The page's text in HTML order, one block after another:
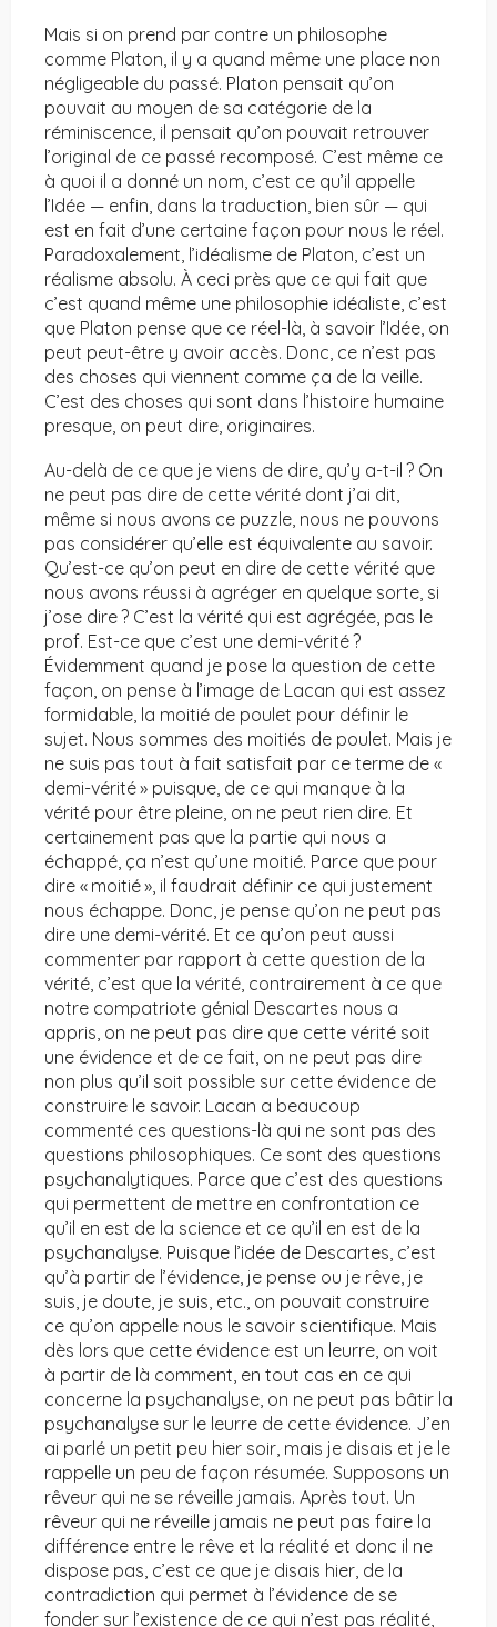
Mais si on prend par contre un philosophe
comme Platon, il y a quand même une place non
négligeable du passé. Platon pensait qu’on
pouvait au moyen de sa catégorie de la
réminiscence, il pensait qu’on pouvait retrouver
l’original de ce passé recomposé. C’est même ce
à quoi il a donné un nom, c’est ce qu’il appelle
l’Idée — enfin, dans la traduction, bien sûr — qui
est en fait d’une certaine façon pour nous le réel.
Paradoxalement, l’idéalisme de Platon, c’est un
réalisme absolu. À ceci près que ce qui fait que
c’est quand même une philosophie idéaliste, c’est
que Platon pense que ce réel-là, à savoir l’Idée, on
peut peut-être y avoir accès. Donc, ce n’est pas
des choses qui viennent comme ça de la veille.
C’est des choses qui sont dans l’histoire humaine
presque, on peut dire, originaires.
Au-delà de ce que je viens de dire, qu’y a-t-il ? On
ne peut pas dire de cette vérité dont j’ai dit,
même si nous avons ce puzzle, nous ne pouvons
pas considérer qu’elle est équivalente au savoir.
Qu’est-ce qu’on peut en dire de cette vérité que
nous avons réussi à agréger en quelque sorte, si
j’ose dire ? C’est la vérité qui est agrégée, pas le
prof. Est-ce que c’est une demi-vérité ?
Évidemment quand je pose la question de cette
façon, on pense à l’image de Lacan qui est assez
formidable, la moitié de poulet pour définir le
sujet. Nous sommes des moitiés de poulet. Mais je
ne suis pas tout à fait satisfait par ce terme de «
demi-vérité » puisque, de ce qui manque à la
vérité pour être pleine, on ne peut rien dire. Et
certainement pas que la partie qui nous a
échappé, ça n’est qu’une moitié. Parce que pour
dire « moitié », il faudrait définir ce qui justement
nous échappe. Donc, je pense qu’on ne peut pas
dire une demi-vérité. Et ce qu’on peut aussi
commenter par rapport à cette question de la
vérité, c’est que la vérité, contrairement à ce que
notre compatriote génial Descartes nous a
appris, on ne peut pas dire que cette vérité soit
une évidence et de ce fait, on ne peut pas dire
non plus qu’il soit possible sur cette évidence de
construire le savoir. Lacan a beaucoup
commenté ces questions-là qui ne sont pas des
questions philosophiques. Ce sont des questions
psychanalytiques. Parce que c’est des questions
qui permettent de mettre en confrontation ce
qu’il en est de la science et ce qu’il en est de la
psychanalyse. Puisque l’idée de Descartes, c’est
qu’à partir de l’évidence, je pense ou je rêve, je
suis, je doute, je suis, etc., on pouvait construire
ce qu’on appelle nous le savoir scientifique. Mais
dès lors que cette évidence est un leurre, on voit
à partir de là comment, en tout cas en ce qui
concerne la psychanalyse, on ne peut pas bâtir la
psychanalyse sur le leurre de cette évidence. J’en
ai parlé un petit peu hier soir, mais je disais et je le
rappelle un peu de façon résumée. Supposons un
rêveur qui ne se réveille jamais. Après tout. Un
rêveur qui ne réveille jamais ne peut pas faire la
différence entre le rêve et la réalité et donc il ne
dispose pas, c’est ce que je disais hier, de la
contradiction qui permet à l’évidence de se
fonder sur l’existence de ce qui n’est pas réalité,